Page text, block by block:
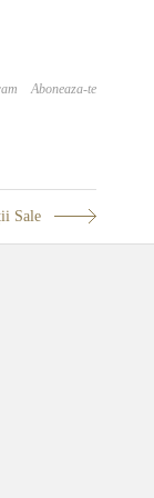
Aboneaza-te
Sale